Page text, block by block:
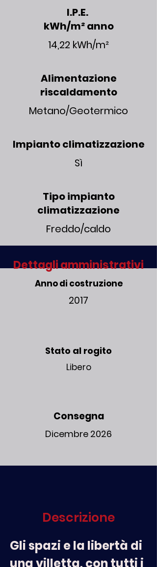
I.P.E.
kWh/m² anno
14,22 kWh/m²
Alimentazione
riscaldamento
Metano/Geotermico
Impianto climatizzazione
Sì
Tipo impianto
climatizzazione
Freddo/caldo
Anno di costruzione
2017
Stato al rogito
Libero
Consegna
Dicembre 2026
Dettagli amministrativi
Descrizione
Gli spazi e la libertà di
una villetta, con tutti i